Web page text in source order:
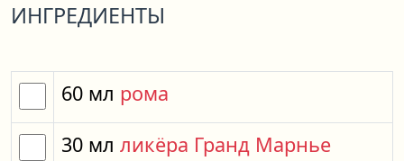
ИНГРЕДИЕНТЫ
60 мл рома
30 мл ликёра Гранд Марнье